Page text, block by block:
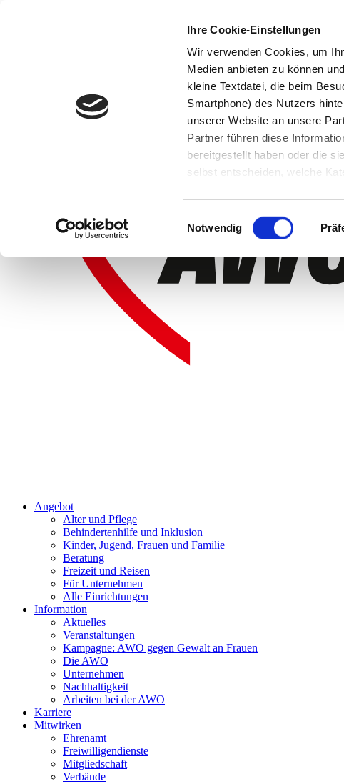
Ihre Cookie-Einstellungen
Wir verwenden Cookies, um
Medien anbieten zu können
kleine Textdatei, die beim
Smartphone) des Nutzers
unserer Website an unsere
Partner führen diese
bereitgestellt haben oder die
selbst entscheiden, welche
Einwilligungsauswahl
Notwendig
Angebot
Alter und Pflege
Behindertenhilfe und Inklusion
Kinder, Jugend, Frauen und Familie
Beratung
Freizeit und Reisen
Für Unternehmen
Alle Einrichtungen
Information
Aktuelles
Veranstaltungen
Kampagne: AWO gegen Gewalt an Frauen
Die AWO
Unternehmen
Nachhaltigkeit
Arbeiten bei der AWO
Karriere
Mitwirken
Ehrenamt
Freiwilligendienste
Mitgliedschaft
Verbände